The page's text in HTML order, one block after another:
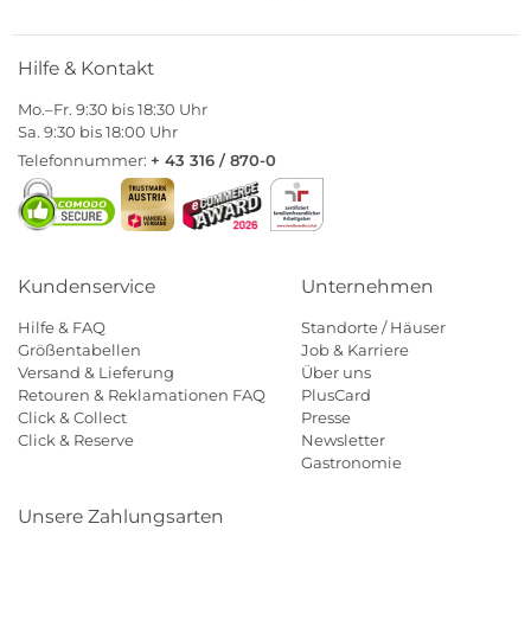
Hilfe & Kontakt
Mo.–Fr. 9:30 bis 18:30 Uhr
Sa. 9:30 bis 18:00 Uhr
Telefonnummer: + 43 316 / 870-0
Kundenservice
Hilfe & FAQ
Größentabellen
Versand & Lieferung
Retouren & Reklamationen FAQ
Click & Collect
Click & Reserve
Unternehmen
Standorte / Häuser
Job & Karriere
Über uns
PlusCard
Presse
Newsletter
Gastronomie
Unsere Zahlungsarten